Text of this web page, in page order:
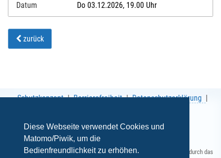
Diese Webseite verwendet Cookies und
Matomo/Piwik, um die
Bedienfreundlichkeit zu erhöhen.
Datum Do 03.12.2026, 19.00 Uhr
zurück
Schutzkonzept Barrierefreiheit
Datenschutzerklärung
Gefördert durch das